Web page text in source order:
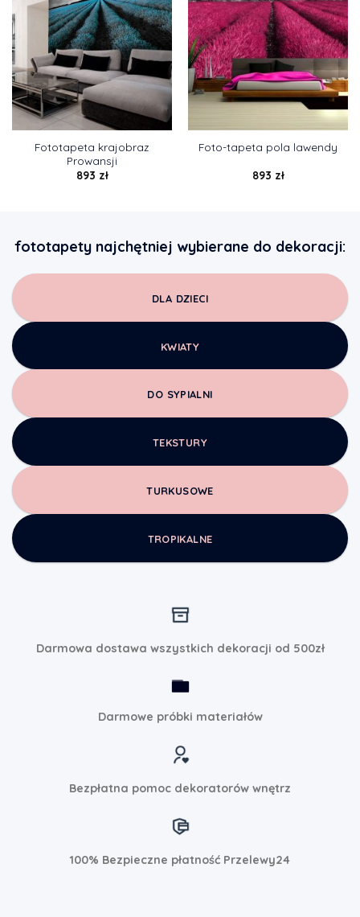
Fototapeta krajobraz
Prowansji
893 zł
Foto-tapeta pola lawendy
893 zł
fototapety najchętniej wybierane do dekoracji:
DLA DZIECI
KWIATY
DO SYPIALNI
TEKSTURY
TURKUSOWE
TROPIKALNE
Darmowa dostawa wszystkich dekoracji od 500zł
Darmowe próbki materiałów
Bezpłatna pomoc dekoratorów wnętrz
100% Bezpieczne płatność Przelewy24